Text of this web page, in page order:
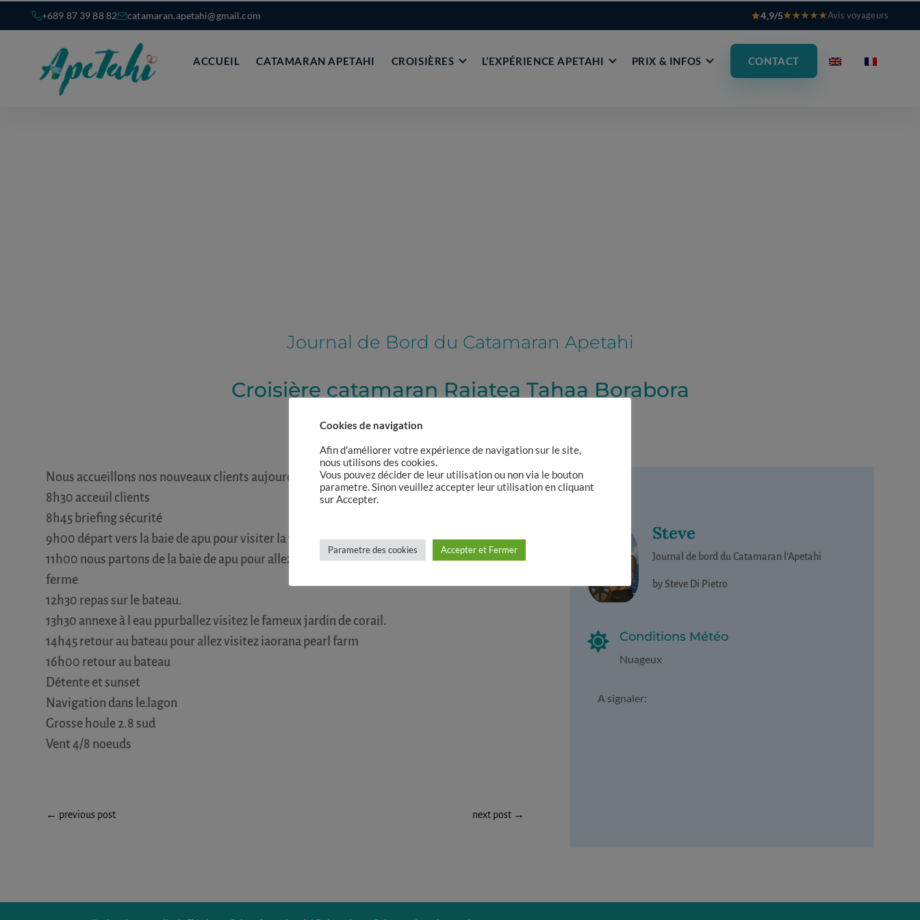
+689 87 39 88 82 catamaran.apetahi@gmail.com 4,9/5★★★★★Avis voyageurs
ACCUEIL CATAMARAN APETAHI CROISIÈRES L’EXPÉRIENCE APETAHI PRIX & INFOS CONTACT
Journal de Bord du Catamaran Apetahi
Croisière catamaran Raiatea Tahaa Borabora
Nous accueillons nos nouveaux clients aujourd’hui sous les nuages.
8h30 acceuil clients
8h45 briefing sécurité
9h00 départ vers la baie de apu pour visiter la vanilleraie.
11h00 nous partons de la baie de apu pour allez prendre un cours mort à.iaorana Peral
ferme
12h30 repas sur le bateau.
13h30 annexe à l eau ppurballez visitez le fameux jardin de corail.
14h45 retour au bateau pour allez visitez iaorana pearl farm
16h00 retour au bateau
Détente et sunset
Navigation dans le.lagon
Grosse houle 2.8 sud
Vent 4/8 noeuds
← previous post next post →
Steve
Journal de bord du Catamaran l’Apetahi
by Steve Di Pietro
 Conditions Météo
Nuageux
A signaler:
Cookies de navigation
Afin d'améliorer votre expérience de navigation sur le site,
nous utilisons des cookies.
Vous pouvez décider de leur utilisation ou non via le bouton
parametre. Sinon veuillez accepter leur utilisation en cliquant
sur Accepter.
Parametre des cookies Accepter et Fermer